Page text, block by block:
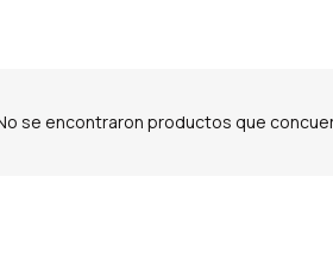
se encontraron productos que